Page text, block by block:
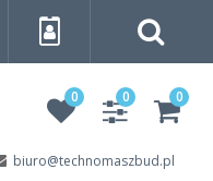
0 0 0
biuro@technomaszbud.pl